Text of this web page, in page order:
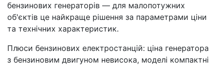
бензинових генераторів — для малопотужних
об'єктів це найкраще рішення за параметрами ціни
та технічних характеристик.
Плюси бензинових електростанцій: ціна генератора
з бензиновим двигуном невисока, моделі компактні